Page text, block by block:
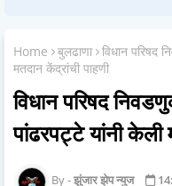
Home बुलढाणा विधान परिषद
मतदान केंद्रांची पाहणी
विधान परिषद
पांढरपट्टे यांनी केली
झुंजार झेप न्युज